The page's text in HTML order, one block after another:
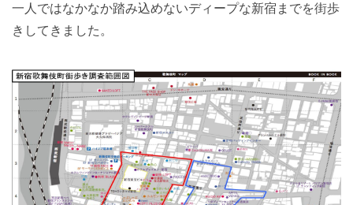
一人ではなかなか踏み込めないディープな新宿までを街歩
きしてきました。